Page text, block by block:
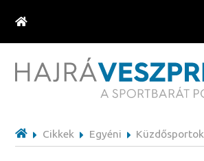
Cikkek Egyéni Küzdősportok